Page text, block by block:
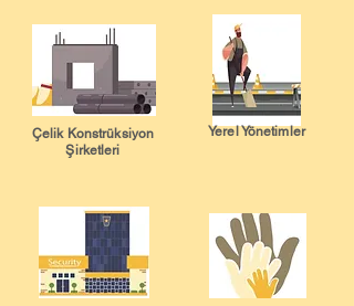
Çelik Konstrüksiyon
Şirketleri
Yerel Yönetimler